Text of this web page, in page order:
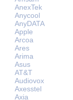
AnexTek
Anycool
AnyDATA
Apple
Arcoa
Ares
Arima
Asus
AT&T
Audiovox
Axesstel
Axia